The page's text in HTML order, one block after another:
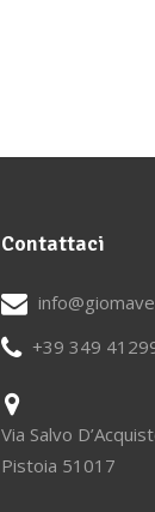
Contattaci
+39 349
Via Salvo
Pistoia 51017